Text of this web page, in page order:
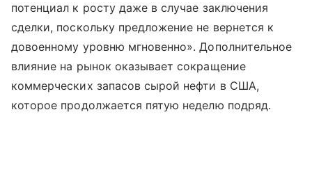
потенциал к росту даже в случае заключения
сделки, поскольку предложение не вернется к
довоенному уровню мгновенно». Дополнительное
влияние на рынок оказывает сокращение
коммерческих запасов сырой нефти в США,
которое продолжается пятую неделю подряд.